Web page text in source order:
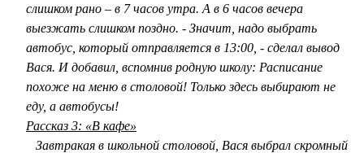
слишком рано – в 7 часов утра. А в 6 часов вечера
выезжать слишком поздно. - Значит, надо выбрать
автобус, который отправляется в 13:00, - сделал вывод
Вася. И добавил, вспомнив родную школу: Расписание
похоже на меню в столовой! Только здесь выбирают не
еду, а автобусы!
Рассказ 3: «В кафе»
Завтракая в школьной столовой, Вася выбрал скромный